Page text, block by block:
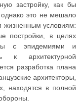
застройку, как бы
это не мешало
жизненным условиям:
постройки, в целях
с эпидемиями и
к архитектурной
разработка плана
архитекторы,
находятся в полной